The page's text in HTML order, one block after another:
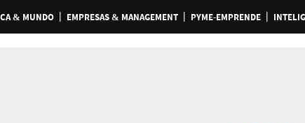
& MUNDO EMPRESAS & MANAGEMENT PYME-EMPRENDE